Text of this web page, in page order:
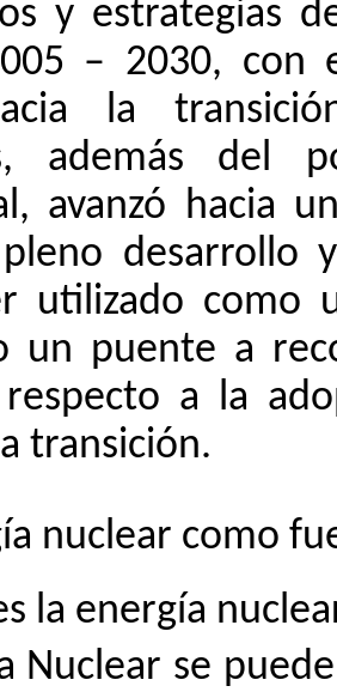
y estrategias
– 2030, con
la
además del
avanzó hacia
desarrollo
utilizado como
un puente a
a la
transición.
nuclear como
la energía
Nuclear se